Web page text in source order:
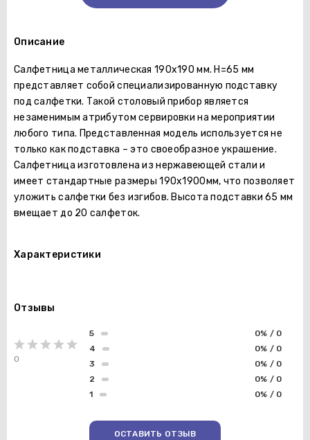
Описание
Салфетница металлическая 190х190 мм. Н=65 мм
представляет собой специализированную подставку
под салфетки. Такой столовый прибор является
незаменимым атрибутом сервировки на мероприятии
любого типа. Представленная модель используется не
только как подставка – это своеобразное украшение.
Салфетница изготовлена из нержавеющей стали и
имеет стандартные размеры 190х1900мм, что позволяет
уложить салфетки без изгибов. Высота подставки 65 мм
вмещает до 20 салфеток.
Характеристики
Отзывы
0
1 0% / 0
2 0% / 0
3 0% / 0
4 0% / 0
5 0% / 0
ОСТАВИТЬ ОТЗЫВ